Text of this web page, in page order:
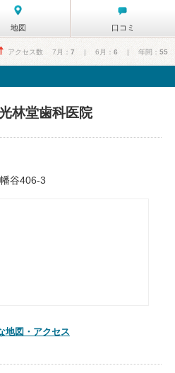
地図 口コミ
アクセス数 7月： 7 | 6月： 6 | 年間： 55
林堂歯科医院
谷406-3
地図・アクセス